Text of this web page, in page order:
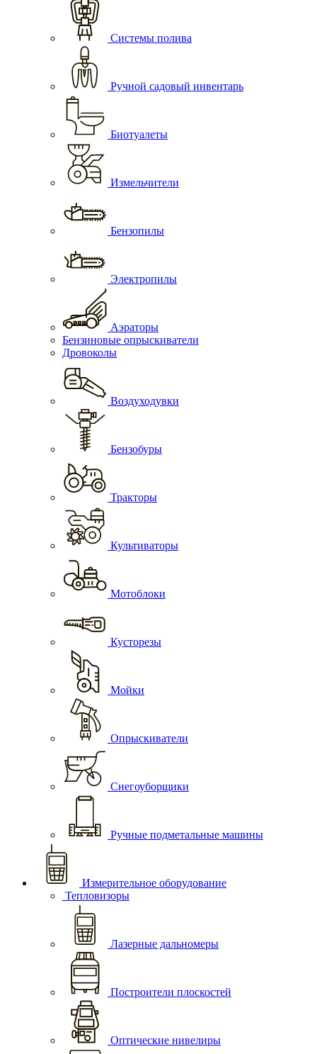
Системы полива
Ручной садовый инвентарь
Биотуалеты
Измельчители
Бензопилы
Электропилы
Аэраторы
Бензиновые опрыскиватели
Дровоколы
Воздуходувки
Бензобуры
Тракторы
Культиваторы
Мотоблоки
Кусторезы
Мойки
Опрыскиватели
Снегоуборщики
Ручные подметальные машины
Измерительное оборудование
Тепловизоры
Лазерные дальномеры
Построители плоскостей
Оптические нивелиры